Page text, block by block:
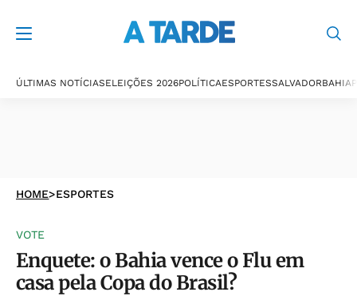
ÚLTIMAS NOTÍCIASELEIÇÕES 2026POLÍTICAESPORTESSALVADORBAHIA
HOME>ESPORTES
VOTE
Enquete: o Bahia vence o Flu em
casa pela Copa do Brasil?